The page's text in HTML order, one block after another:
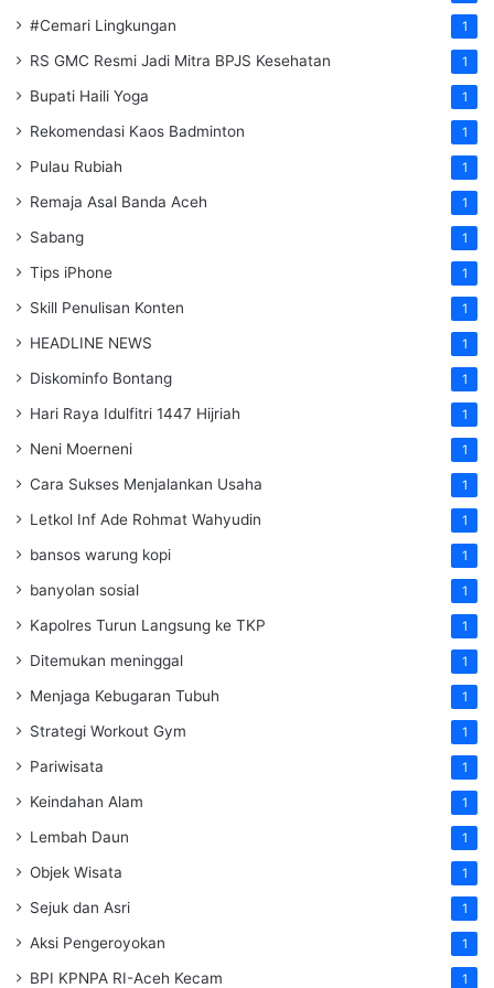
#Cemari Lingkungan 1
RS GMC Resmi Jadi Mitra BPJS Kesehatan 1
Bupati Haili Yoga 1
Rekomendasi Kaos Badminton 1
Pulau Rubiah 1
Remaja Asal Banda Aceh 1
Sabang 1
Tips iPhone 1
Skill Penulisan Konten 1
HEADLINE NEWS 1
Diskominfo Bontang 1
Hari Raya Idulfitri 1447 Hijriah 1
Neni Moerneni 1
Cara Sukses Menjalankan Usaha 1
Letkol Inf Ade Rohmat Wahyudin 1
bansos warung kopi 1
banyolan sosial 1
Kapolres Turun Langsung ke TKP 1
Ditemukan meninggal 1
Menjaga Kebugaran Tubuh 1
Strategi Workout Gym 1
Pariwisata 1
Keindahan Alam 1
Lembah Daun 1
Objek Wisata 1
Sejuk dan Asri 1
Aksi Pengeroyokan 1
BPI KPNPA RI-Aceh Kecam 1